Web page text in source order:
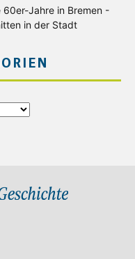
60er-Jahre in Bremen -
in der Stadt